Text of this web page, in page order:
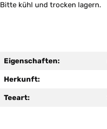
Bitte kühl und trocken lagern.
Eigenschaften:
Herkunft:
Teeart: